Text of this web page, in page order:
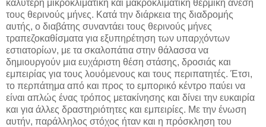
καλύτερη μικροκλιματική και μακροκλιματική θερμική άνεση
τους θερινούς μήνες. Κατά την διάρκεια της διαδρομής
αυτής, ο διαβάτης συναντάει τους θερινούς μήνες
τραπεζοκαθίσματα για εξυπηρέτηση των υπαρχόντων
εστιατορίων, με τα σκαλοπάτια στην θάλασσα να
δημιουργούν μια ευχάριστη θέση στάσης, δροσιάς και
εμπειρίας για τους λουόμενους και τους περιπατητές. Έτσι,
το περπάτημα από και προς το εμπορικό κέντρο παύει να
είναι απλώς ένας τρόπος μετακίνησης και δίνει την ευκαιρία
και για άλλες δραστηριότητες και εμπειρίες. Με την ένωση
αυτήν, παράλληλος στόχος ήταν και η πρόσκληση του